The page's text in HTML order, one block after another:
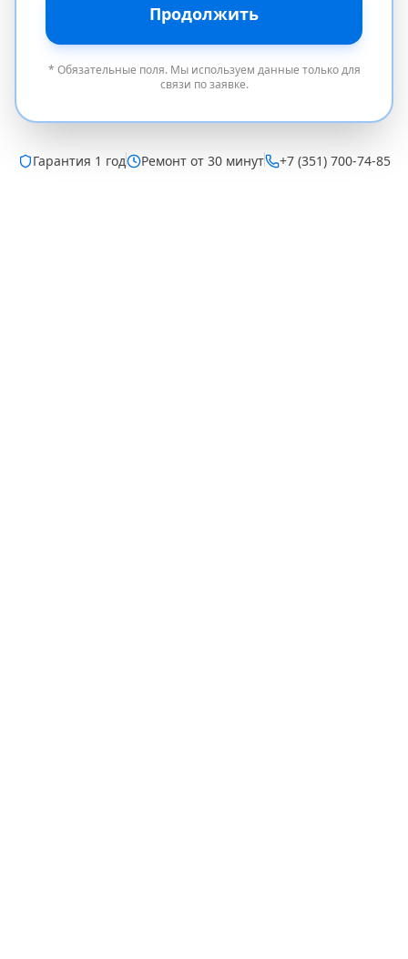
Продолжить
* Обязательные поля. Мы используем данные только для
связи по заявке.
Гарантия 1 год Ремонт от 30 минут +7 (351) 700-74-85